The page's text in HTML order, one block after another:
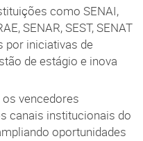
como SENAI,
SENAR, SEST, SENAT
por iniciativas de
de estágio e inova
vencedores
canais institucionais do
oportunidades